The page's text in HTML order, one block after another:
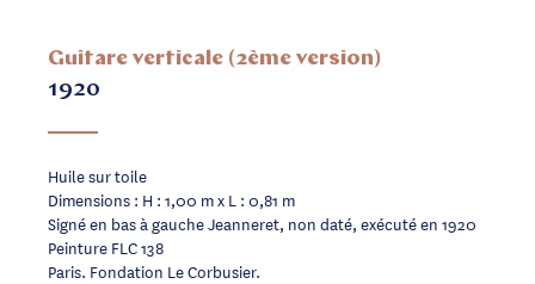
Guitare verticale (2ème version)
1920
Huile sur toile
Dimensions : H : 1,00 m x L : 0,81 m
Signé en bas à gauche Jeanneret, non daté, exécuté en 1920
Peinture FLC 138
Paris. Fondation Le Corbusier.